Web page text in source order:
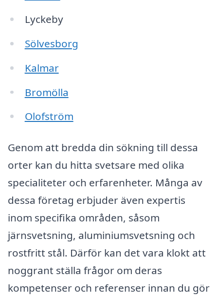
Lyckeby
Sölvesborg
Kalmar
Bromölla
Olofström
Genom att bredda din sökning till dessa
orter kan du hitta svetsare med olika
specialiteter och erfarenheter. Många av
dessa företag erbjuder även expertis
inom specifika områden, såsom
järnsvetsning, aluminiumsvetsning och
rostfritt stål. Därför kan det vara klokt att
noggrant ställa frågor om deras
kompetenser och referenser innan du gör